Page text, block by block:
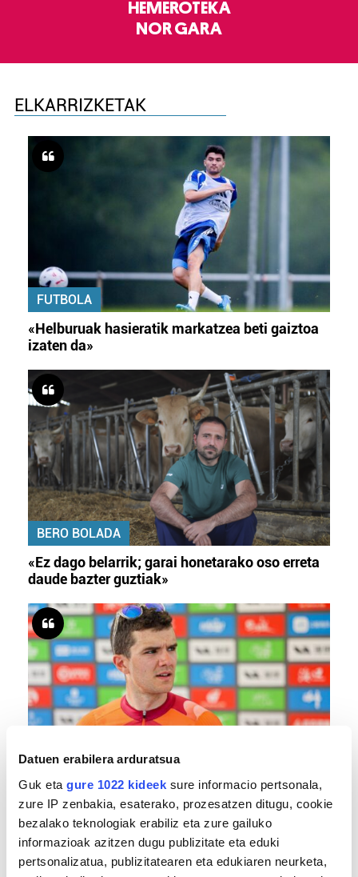
Datuen erabilera arduratsua
Guk eta gure 1022 kideek sure informacio pertsonala,
zure IP zenbakia, esaterako, prozesatzen ditugu, cookie
bezalako teknologiak erabiliz eta zure gailuko
informazioak azitzen dugu publizitate eta eduki
pertsonalizatua, publizitatearen eta edukiaren neurketa,
HEMEROTEKA
NOR GARA
ELKARRIZKETAK
FUTBOLA
«Helburuak hasieratik markatzea beti gaiztoa
izaten da»
BERO BOLADA
«Ez dago belarrik; garai honetarako oso erreta
daude bazter guztiak»
TXIRRINDULARITZA
«Entrenatzen duzun bideetan lehiatzeak
gehiago motibatzen zaitu»